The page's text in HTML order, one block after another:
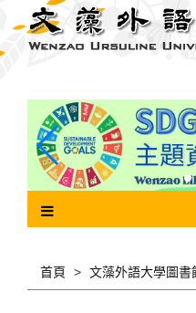
主
首頁